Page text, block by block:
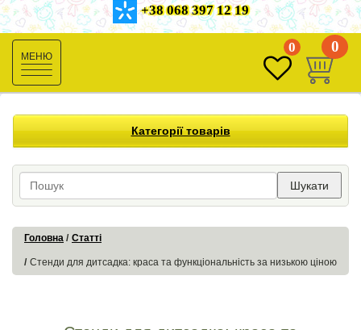
+38 068 397 12 19
Toggle
navigation
0 0
Категорії товарів
Шукати
Головна Статті
Стенди для дитсадка: краса та функціональність за низькою ціною